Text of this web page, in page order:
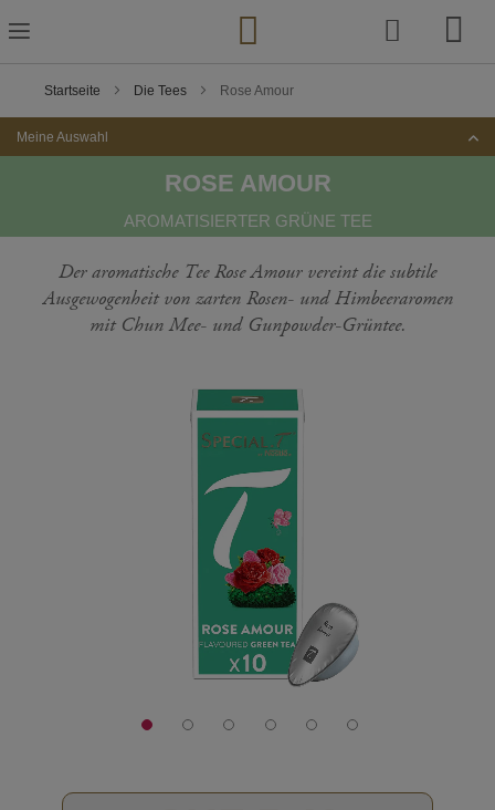
Inhalt
springen
Startseite Die Tees Rose Amour
Meine Auswahl
ROSE AMOUR
AROMATISIERTER GRÜNE TEE
Der aromatische Tee Rose Amour vereint die subtile
Ausgewogenheit von zarten Rosen- und Himbeeraromen
mit Chun Mee- und Gunpowder-Grüntee.